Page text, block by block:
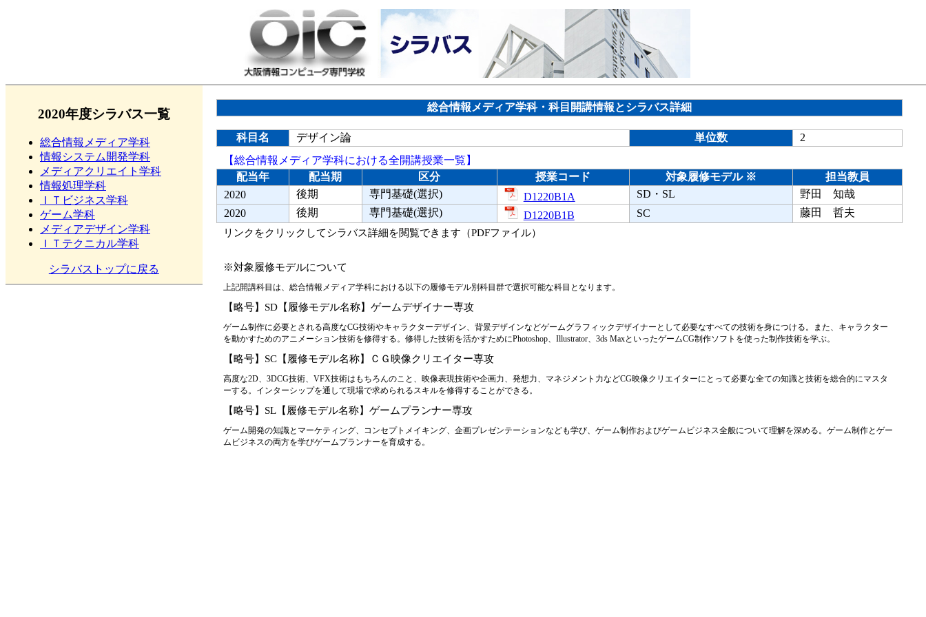
2020年度シラバス一覧
総合情報メディア学科
情報システム開発学科
メディアクリエイト学科
情報処理学科
ＩＴビジネス学科
ゲーム学科
メディアデザイン学科
ＩＴテクニカル学科
シラバストップに戻る
総合情報メディア学科・科目開講情報とシラバス詳細
科目名 デザイン論 単位数
2
【総合情報メディア学科における全開講授業一覧】
配当年
配当期 区分 授業コード 対象履修モデル ※
担当教員
2020
後期 専門基礎(選択) D1220B1A SD・SL
野田 知哉
2020
後期 専門基礎(選択) D1220B1B SC 藤田 哲夫
リンクをクリックしてシラバス詳細を閲覧できます（PDFファイル）
※対象履修モデルについて
上記開講科目は、総合情報メディア学科における以下の履修モデル別科目群で選択可能な科目となります。
【略号】SD【履修モデル名称】ゲームデザイナー専攻
ゲーム制作に必要とされる高度なCG技術やキャラクターデザイン、背景デザインなどゲームグラフィックデザイナーとして必要なすべての技術を身につける。また、キャラクター
を動かすためのアニメーション技術を修得する。修得した技術を活かすためにPhotoshop、Illustrator、3ds MaxといったゲームCG制作ソフトを使った制作技術を学ぶ。
【略号】SC【履修モデル名称】ＣＧ映像クリエイター専攻
高度な2D、3DCG技術、VFX技術はもちろんのこと、映像表現技術や企画力、発想力、マネジメント力などCG映像クリエイターにとって必要な全ての知識と技術を総合的にマスタ
ーする。インターシップを通して現場で求められるスキルを修得することができる。
【略号】SL【履修モデル名称】ゲームプランナー専攻
ゲーム開発の知識とマーケティング、コンセプトメイキング、企画プレゼンテーションなども学び、ゲーム制作およびゲームビジネス全般について理解を深める。ゲーム制作とゲー
ムビジネスの両方を学びゲームプランナーを育成する。